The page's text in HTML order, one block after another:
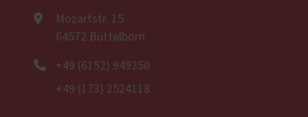
Mozartstr. 15
64572 Büttelborn
+49 (6152) 949250
+49 (173) 2524118